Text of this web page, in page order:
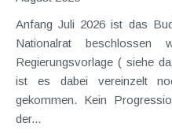
Anfang Juli 2026 ist das
Nationalrat beschlossen
Regierungsvorlage ( siehe
ist es dabei vereinzelt
gekommen. Kein Progressionsvorbehalt bei der Erhöhung
der...